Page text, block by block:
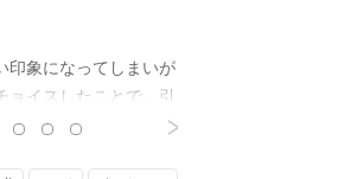
印象になってしまいが
ョイスしたことで、引
ぽいスタイルになって
>